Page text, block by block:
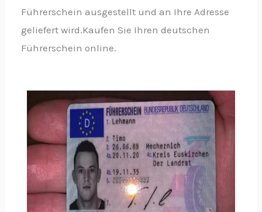
Führerschein ausgestellt und an Ihre Adresse
geliefert wird.Kaufen Sie Ihren deutschen
Führerschein online.